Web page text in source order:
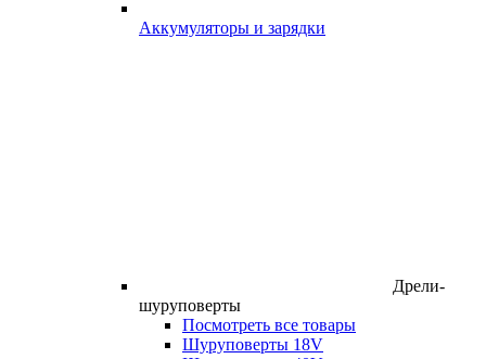
Аккумуляторы и зарядки
Дрели-
шуруповерты
Посмотреть все товары
Шуруповерты 18V